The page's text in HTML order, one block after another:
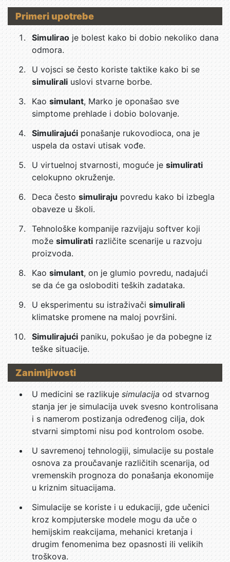
Primeri upotrebe
Simulirao je bolest kako bi dobio nekoliko dana
odmora.
U vojsci se često koriste taktike kako bi se
simuliraliuslovi stvarne borbe.
Kaosimulant, Marko je oponašao sve
simptome prehlade i dobio bolovanje.
Simulirajući ponašanje rukovodioca, ona je
uspela da ostavi utisak vođe.
U virtuelnoj stvarnosti, moguće je simulirati
celokupno okruženje.
Deca često simuliraju povredu kako bi izbegla
obaveze u školi.
Tehnološke kompanije razvijaju softver koji
možesimulirati različite scenarije u razvoju
proizvoda.
Kaosimulant, on je glumio povredu, nadajući
se da će ga osloboditi teških zadataka.
U eksperimentu su istraživači simulirali
klimatske promene na maloj površini.
Simulirajući paniku, pokušao je da pobegne iz
teške situacije.
Zanimljivosti
U medicini se razlikujesimulacija od stvarnog
stanja jer je simulacija uvek svesno kontrolisana
i s namerom postizanja određenog cilja, dok
stvarni simptomi nisu pod kontrolom osobe.
U savremenoj tehnologiji, simulacije su postale
osnova za proučavanje različitih scenarija, od
vremenskih prognoza do ponašanja ekonomije
u kriznim situacijama.
Simulacije se koriste i u edukaciji, gde učenici
kroz kompjuterske modele mogu da uče o
hemijskim reakcijama, mehanici kretanja i
drugim fenomenima bez opasnosti ili velikih
troškova.